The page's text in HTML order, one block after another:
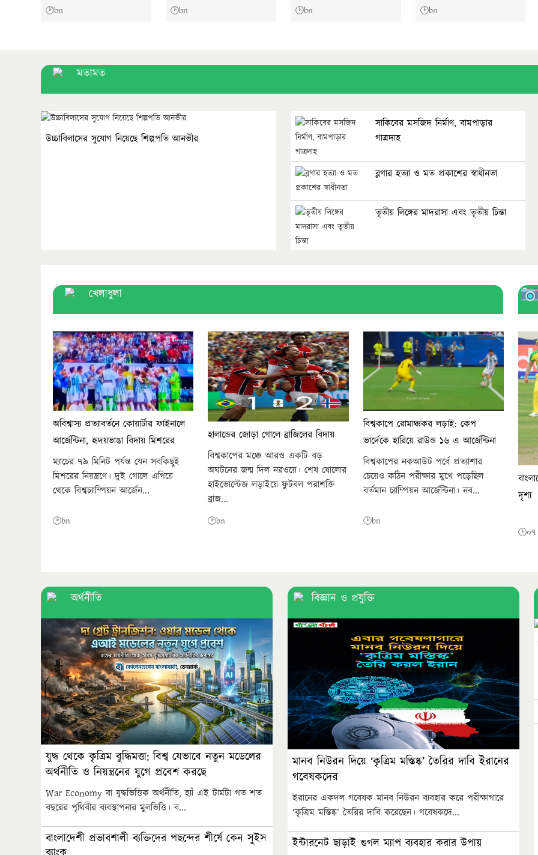
🕑bn 🕑bn 🕑bn 🕑bn
মতামত
উচ্চাবিলাসের সুযোগ নিয়েছে শিল্পপতি আনভীর
সাকিবের মসজিদ নির্মাণ, বামপাড়ার
গাত্রদাহ
ব্লগার হত্যা ও মত প্রকাশের স্বাধীনতা
তৃতীয় লিঙ্গের মাদরাসা এবং তৃতীয় চিন্তা
খেলাধুলা
অবিশ্বাস্য প্রত্যাবর্তনে কোয়ার্টার ফাইনালে
আর্জেন্টিনা, হৃদয়ভাঙা বিদায় মিশরের
ম্যাচের ৭৯ মিনিট পর্যন্ত যেন সবকিছুই
মিশরের নিয়ন্ত্রণে। দুই গোলে এগিয়ে
থেকে বিশ্বচ্যাম্পিয়ন আর্জেন...
🕑bn
হালান্ডের জোড়া গোলে ব্রাজিলের বিদায়
বিশ্বকাপের মঞ্চে আরও একটি বড়
অঘটনের জন্ম দিল নরওয়ে। শেষ ষোলোর
হাইভোল্টেজ লড়াইয়ে ফুটবল পরাশক্তি
ব্রাজ...
🕑bn
বিশ্বকাপে রোমাঞ্চকর লড়াই: কেপ
ভার্দেকে হারিয়ে রাউন্ড ১৬ এ আর্জেন্টিনা
বিশ্বকাপের নকআউট পর্বে প্রত্যাশার
চেয়েও কঠিন পরীক্ষার মুখে পড়েছিল
বর্তমান চ্যাম্পিয়ন আর্জেন্টিনা। নব...
🕑bn
দৃশ্য
অর্থনীতি
যুদ্ধ থেকে কৃত্রিম বুদ্ধিমত্তা: বিশ্ব যেভাবে নতুন মডেলের
অর্থনীতি ও নিয়ন্ত্রনের যুগে প্রবেশ করছে
War Economy বা যুদ্ধভিত্তিক অর্থনীতি, হ্যাঁ এই টার্মটা গত শত
বছরের পৃথিবীর ব্যবস্থাপনার মুলভিত্তি। ব...
বাংলাদেশী প্রভাবশালী ব্যক্তিদের পছন্দের শীর্ষে কেন সুইস
বিজ্ঞান ও প্রযুক্তি
মানব নিউরন দিয়ে ‘কৃত্রিম মস্তিষ্ক’ তৈরির দাবি ইরানের
গবেষকদের
ইরানের একদল গবেষক মানব নিউরন ব্যবহার করে পরীক্ষাগারে
‘কৃত্রিম মস্তিষ্ক’ তৈরির দাবি করেছেন। গবেষকদে...
ইন্টারনেট ছাড়াই গুগল ম্যাপ ব্যবহার করার উপায়